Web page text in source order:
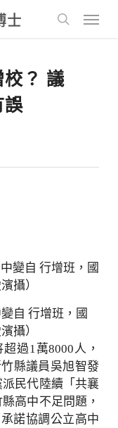
Menu
校？ 議
誤
自 行增班，國
攝）
過1萬8000人，
縣議員吳旭智發
民代陸續「共襄
高中不足問題，
諾協調公立高中